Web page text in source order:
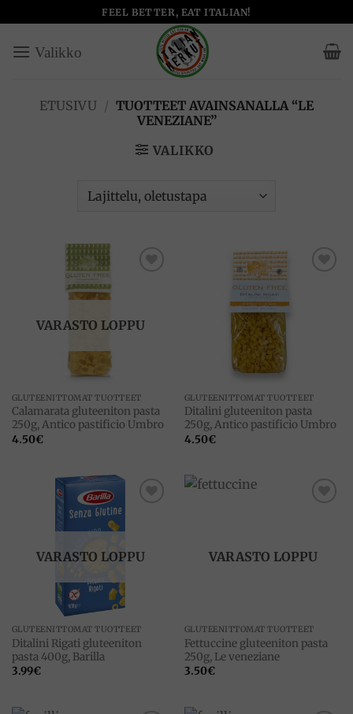
to
content
FEEL BETTER, EAT ITALIAN!
ETUSIVU / TUOTTEET AVAINSANALLA “LE
VENEZIANE”
VALIKKO
VARASTO LOPPU
GLUTEENITTOMAT TUOTTEET
Calamarata gluteeniton pasta
250g, Antico pastificio Umbro
4.50€
GLUTEENITTOMAT TUOTTEET
Ditalini gluteeniton pasta
250g, Antico pastificio Umbro
4.50€
VARASTO LOPPU
GLUTEENITTOMAT TUOTTEET
Ditalini Rigati gluteeniton
pasta 400g, Barilla
3.99€
VARASTO LOPPU
GLUTEENITTOMAT TUOTTEET
Fettuccine gluteeniton pasta
250g, Le veneziane
3.50€